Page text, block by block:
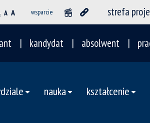
A A wsparcie strefa
kandydat absolwent
nauka kształcenie